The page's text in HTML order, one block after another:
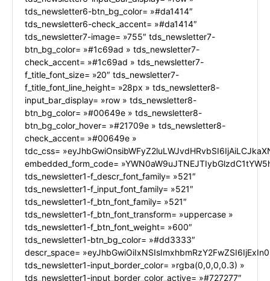
tds_newsletter6-btn_bg_color= »#da1414″
tds_newsletter6-check_accent= »#da1414″
tds_newsletter7-image= »755″ tds_newsletter7-
btn_bg_color= »#1c69ad » tds_newsletter7-
check_accent= »#1c69ad » tds_newsletter7-
f_title_font_size= »20″ tds_newsletter7-
f_title_font_line_height= »28px » tds_newsletter8-
input_bar_display= »row » tds_newsletter8-
btn_bg_color= »#00649e » tds_newsletter8-
btn_bg_color_hover= »#21709e » tds_newsletter8-
check_accent= »#00649e »
tdc_css=
embedded_form_code=
tds_newsletter1-f_descr_font_family= »521″
tds_newsletter1-f_input_font_family= »521″
tds_newsletter1-f_btn_font_family= »521″
tds_newsletter1-f_btn_font_transform= »uppercase »
tds_newsletter1-f_btn_font_weight= »600″
tds_newsletter1-btn_bg_color= »#dd3333″
descr_space=
tds_newsletter1-input_border_color= »rgba(0,0,0,0.3) »
tds_newsletter1-input_border_color_active= »#727277″